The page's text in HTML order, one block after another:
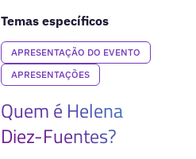
Temas específicos
APRESENTAÇÃO DO EVENTO
APRESENTAÇÕES
Quem é Helena
Diez-Fuentes?